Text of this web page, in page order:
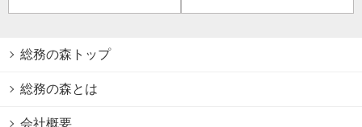
総務の森トップ
総務の森とは
会社概要